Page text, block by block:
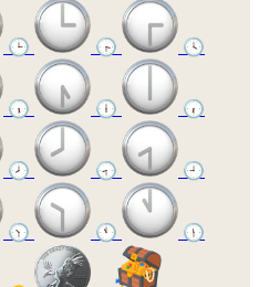
🕒 🕞 🕓
🕠 🕕 🕡
🕗 🕣 🕘
🕥 🕚 🕦